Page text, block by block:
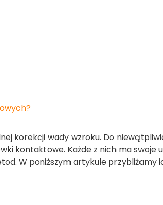
korekcji wady wzroku. Do
kontaktowe. Każde z nich ma swoje
W poniższym artykule przybliżamy